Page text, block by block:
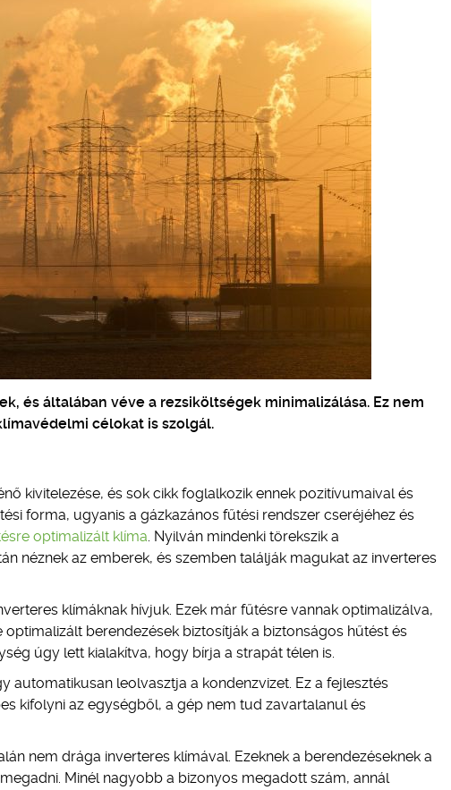
és általában véve a rezsiköltségek minimalizálása. Ez nem
célokat is szolgál.
kivitelezése, és sok cikk foglalkozik ennek pozitívumaival és
forma, ugyanis a gázkazános fűtési rendszer cseréjéhez és
optimalizált klíma. Nyilván mindenki törekszik a
néznek az emberek, és szemben találják magukat az inverteres
klímáknak hívjuk. Ezek már fűtésre vannak optimalizálva,
berendezések biztosítják a biztonságos hűtést és
úgy lett kialakítva, hogy bírja a strapát télen is.
automatikusan leolvasztja a kondenzvizet. Ez a fejlesztés
kifolyni az egységből, a gép nem tud zavartalanul és
nem drága inverteres klímával. Ezeknek a berendezéseknek a
Minél nagyobb a bizonyos megadott szám, annál